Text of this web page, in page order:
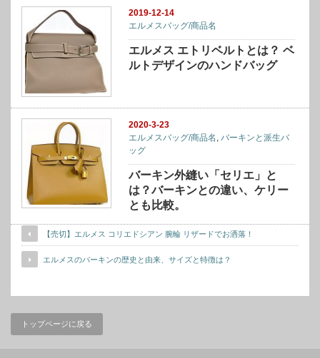
2019-12-14
エルメスバッグ/商品名
エルメス エトリベルトとは？ ベ
ルトデザインのハンドバッグ
2020-3-23
エルメスバッグ/商品名 ,バーキンと派生バ
ッグ
バーキン外縫い「セリエ」と
は？バーキンとの違い、ケリー
とも比較。
【売切】エルメス コリエドシアン 腕輪 リザードでお洒落！
エルメスのバーキンの歴史と由来、サイズと特徴は？
トップページに戻る